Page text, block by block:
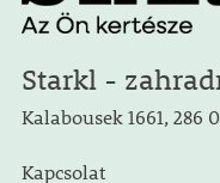
Starkl -
Kalabousek 1661, 286
Kapcsolat